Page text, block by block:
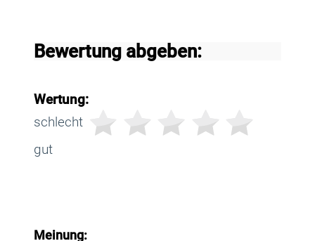
Bewertung abgeben:
Wertung:
schlecht
gut
Meinung: